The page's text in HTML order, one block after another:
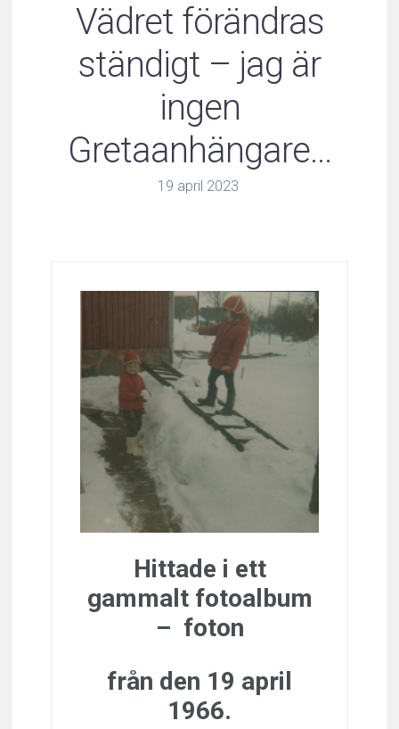
Vädret förändras
ständigt – jag är
ingen
Gretaanhängare…
19 april 2023
Hittade i ett
gammalt fotoalbum
– foton
från den 19 april
1966.